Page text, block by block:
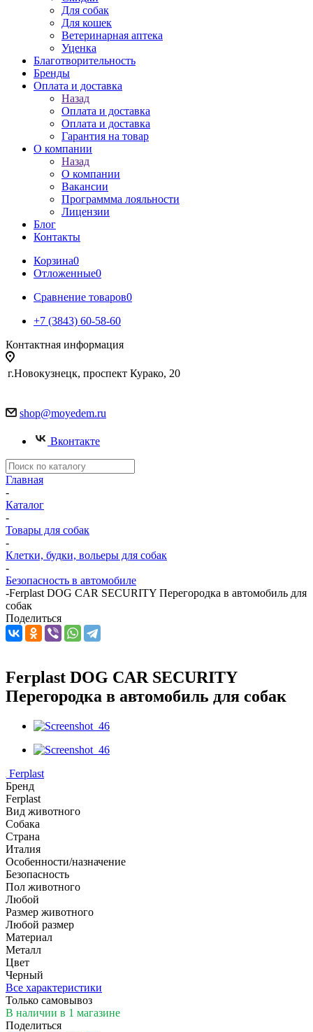
Для собак
Для кошек
Ветеринарная аптека
Уценка
Благотворительность
Бренды
Оплата и доставка
Назад
Оплата и доставка
Оплата и доставка
Гарантия на товар
О компании
Назад
О компании
Вакансии
Программма лояльности
Лицензии
Блог
Контакты
Корзина0
Отложенные0
Сравнение товаров0
+7 (3843) 60-58-60
Контактная информация
г.Новокузнецк, проспект Курако, 20
shop@moyedem.ru
Вконтакте
Главная
-
Каталог
-
Товары для собак
-
Клетки, будки, вольеры для собак
-
Безопасность в автомобиле
-Ferplast DOG CAR SECURITY Перегородка в автомобиль для
собак
Поделиться
Ferplast DOG CAR SECURITY
Перегородка в автомобиль для собак
Ferplast
Бренд
Ferplast
Вид животного
Собака
Страна
Италия
Особенности/назначение
Безопасность
Пол животного
Любой
Размер животного
Любой размер
Материал
Металл
Цвет
Черный
Все характеристики
Только самовывоз
В наличии в 1 магазине
Поделиться